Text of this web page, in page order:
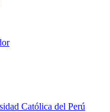
Católica del Perú